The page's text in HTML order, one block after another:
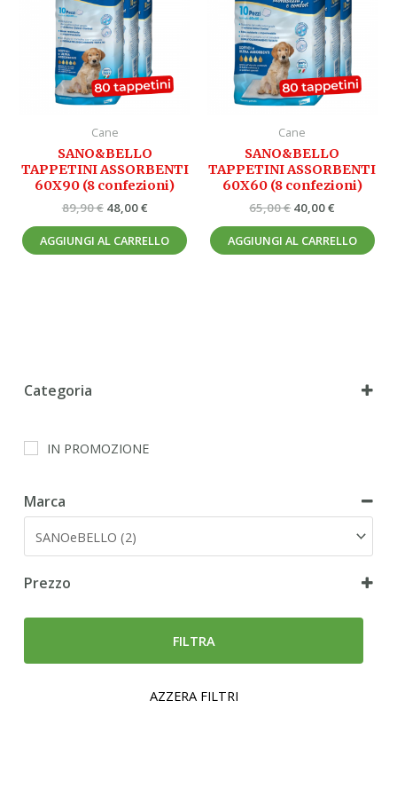
Categoria
IN PROMOZIONE
Marca
Prezzo
FILTRA
AZZERA FILTRI
Cane
SANO&BELLO
TAPPETINI ASSORBENTI
60X90 (8 confezioni)
89,90€
89,90 €.
48,00€
48,00 €.
AGGIUNGI AL CARRELLO
Cane
SANO&BELLO
TAPPETINI ASSORBENTI
60X60 (8 confezioni)
65,00€
65,00 €.
40,00€
40,00 €.
AGGIUNGI AL CARRELLO